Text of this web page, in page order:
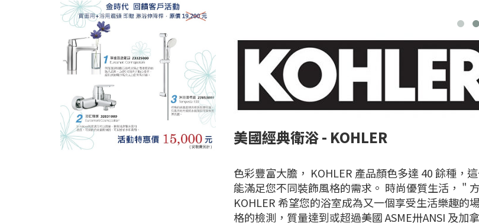
美國經典衛浴 - KOHLER
色彩豐富大膽， KOHLER 產品顏色多達 40 餘種，
能滿足您不同裝飾風格的需求。 時尚優質生活， "
KOHLER 希望您的浴室成為又一個享受生活樂趣的
格的檢測，質量達到或超過美國 ASME卅ANSI 及加